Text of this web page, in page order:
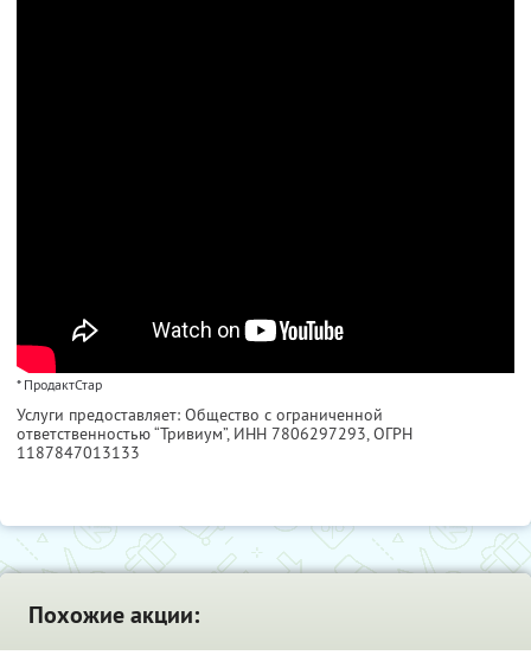
* ПродактСтар
Услуги предоставляет: Общество с ограниченной
ответственностью “Тривиум”, ИНН 7806297293, ОГРН
1187847013133
Похожие акции: